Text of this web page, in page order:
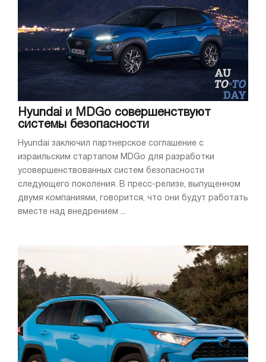
Hyundai и MDGo совершенствуют
системы безопасности
Hyundai заключил партнерское соглашение с
израильским стартапом MDGo для разработки
усовершенствованных систем безопасности
следующего поколения. В пресс-релизе, выпущенном
двумя компаниями, говорится, что они будут работать
вместе над внедрением ...